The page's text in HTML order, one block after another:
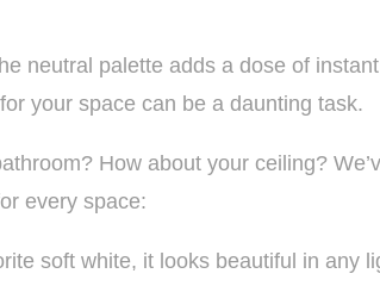
neutral palette adds a dose of
your space can be a daunting task.
How about your ceiling?
every space:
soft white, it looks beautiful in any